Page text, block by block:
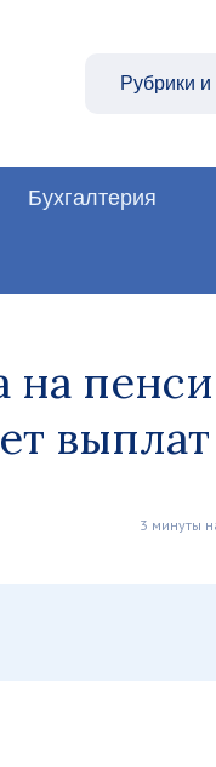
Рубрики
Бухгалтерия
на
выплат
3 минуты